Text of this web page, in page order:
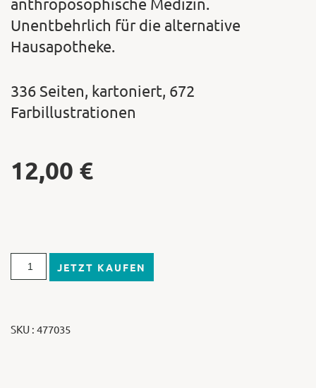
Unentbehrlich für die alternative
Hausapotheke.
336 Seiten, kartoniert, 672
Farbillustrationen
12,00 €
JETZT KAUFEN
SKU : 477035